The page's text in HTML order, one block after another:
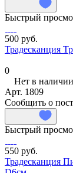
Быстрый
500 руб.
Традесканция
0
Нет в наличии
Арт. 1809
Сообщить о
Быстрый
550 руб.
Традесканция